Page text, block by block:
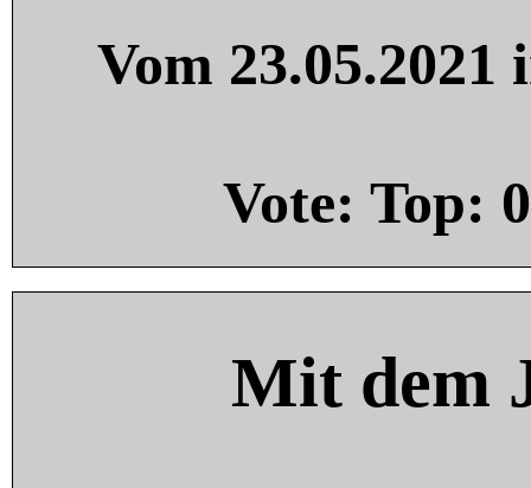
Vom
Vote: Top: 0
Mit dem